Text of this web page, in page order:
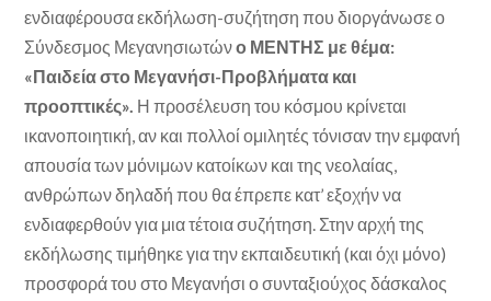
ενδιαφέρουσα εκδήλωση-συζήτηση που διοργάνωσε ο
Σύνδεσμος Μεγανησιωτώνο ΜΕΝΤΗΣ με θέμα:
«Παιδεία στο Μεγανήσι-Προβλήματα και
προοπτικές». Η προσέλευση του κόσμου κρίνεται
ικανοποιητική, αν και πολλοί ομιλητές τόνισαν την εμφανή
απουσία των μόνιμων κατοίκων και της νεολαίας,
ανθρώπων δηλαδή που θα έπρεπε κατ’ εξοχήν να
ενδιαφερθούν για μια τέτοια συζήτηση. Στην αρχή της
εκδήλωσης τιμήθηκε για την εκπαιδευτική (και όχι μόνο)
προσφορά του στο Μεγανήσι ο συνταξιούχος δάσκαλος